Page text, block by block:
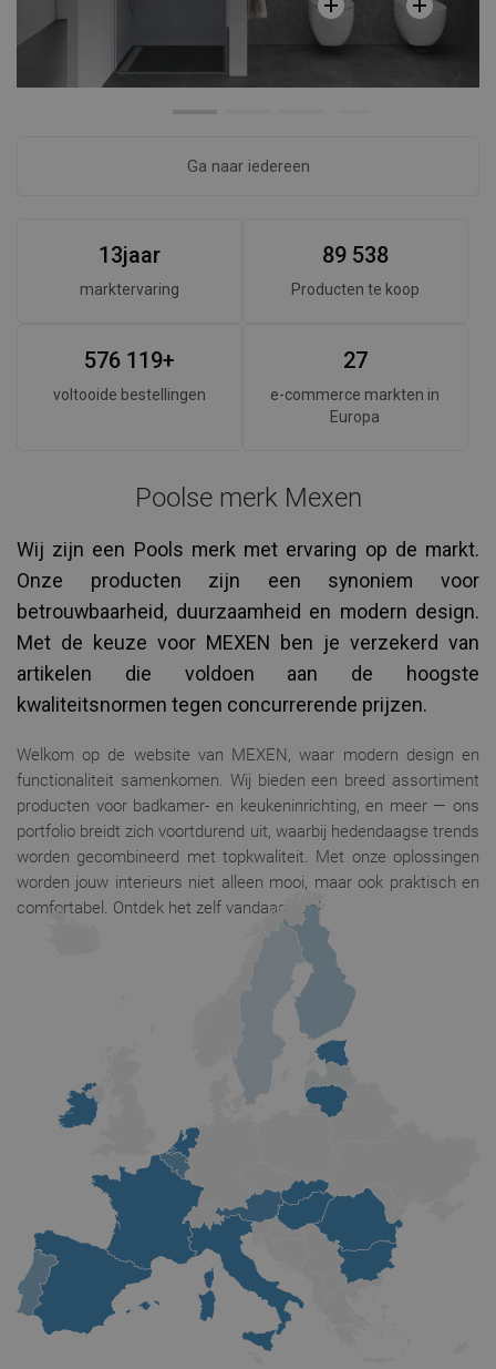
Ga naar iedereen
13jaar
marktervaring
89 538
Producten te koop
576 119+
voltooide bestellingen
27
e-commerce markten in
Europa
Poolse merk Mexen
Wij zijn een Pools merk met ervaring op de markt.
Onze producten zijn een synoniem voor
betrouwbaarheid, duurzaamheid en modern design.
Met de keuze voor MEXEN ben je verzekerd van
artikelen die voldoen aan de hoogste
kwaliteitsnormen tegen concurrerende prijzen.
Welkom op de website van MEXEN, waar modern design en
functionaliteit samenkomen. Wij bieden een breed assortiment
producten voor badkamer- en keukeninrichting, en meer — ons
portfolio breidt zich voortdurend uit, waarbij hedendaagse trends
worden gecombineerd met topkwaliteit. Met onze oplossingen
worden jouw interieurs niet alleen mooi, maar ook praktisch en
comfortabel. Ontdek het zelf vandaag nog!